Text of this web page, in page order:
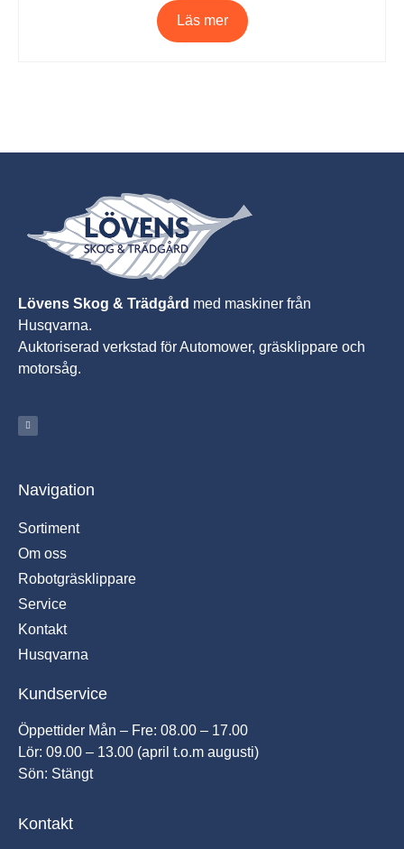
Läs mer
Lövens Skog & Trädgård med maskiner från
Husqvarna.
Auktoriserad verkstad för Automower, gräsklippare och
motorsåg.
Navigation
Sortiment
Om oss
Robotgräsklippare
Service
Kontakt
Husqvarna
Kundservice
Öppettider Mån – Fre: 08.00 – 17.00
Lör: 09.00 – 13.00 (april t.o.m augusti)
Sön: Stängt
Kontakt